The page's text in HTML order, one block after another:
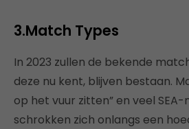
3.Match Types
In 2023 zullen de bekende
deze nu kent, blijven bestaan.
op het vuur zitten” en veel
schrokken zich onlangs een